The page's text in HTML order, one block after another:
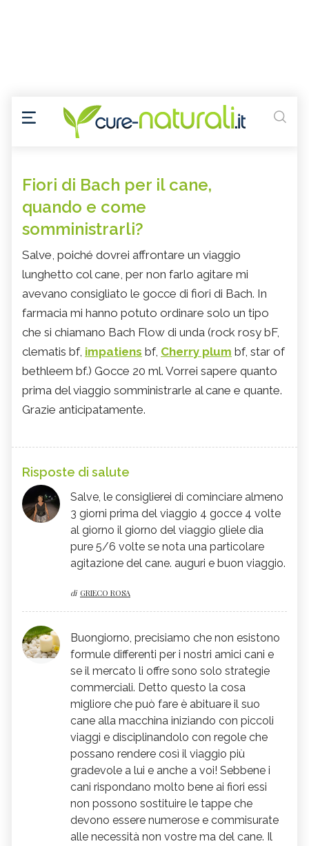
Fiori di Bach per il cane,
quando e come
somministrarli?
Salve, poiché dovrei affrontare un viaggio
lunghetto col cane, per non farlo agitare mi
avevano consigliato le gocce di fiori di Bach. In
farmacia mi hanno potuto ordinare solo un tipo
che si chiamano Bach Flow di unda (rock rosy bF,
clematis bf, impatiens bf, Cherry plum bf, star of
bethleem bf.) Gocce 20 ml. Vorrei sapere quanto
prima del viaggio somministrarle al cane e quante.
Grazie anticipatamente.
Risposte di salute
Salve, le consiglierei di cominciare almeno
3 giorni prima del viaggio 4 gocce 4 volte
al giorno il giorno del viaggio gliele dia
pure 5/6 volte se nota una particolare
agitazione del cane. auguri e buon viaggio.
di GRIECO ROSA
Buongiorno, precisiamo che non esistono
formule differenti per i nostri amici cani e
se il mercato li offre sono solo strategie
commerciali. Detto questo la cosa
migliore che può fare è abituare il suo
cane alla macchina iniziando con piccoli
viaggi e disciplinandolo con regole che
possano rendere così il viaggio più
gradevole a lui e anche a voi! Sebbene i
cani rispondano molto bene ai fiori essi
non possono sostituire le tappe che
devono essere numerose e commisurate
alle necessità non vostre ma del cane. Il